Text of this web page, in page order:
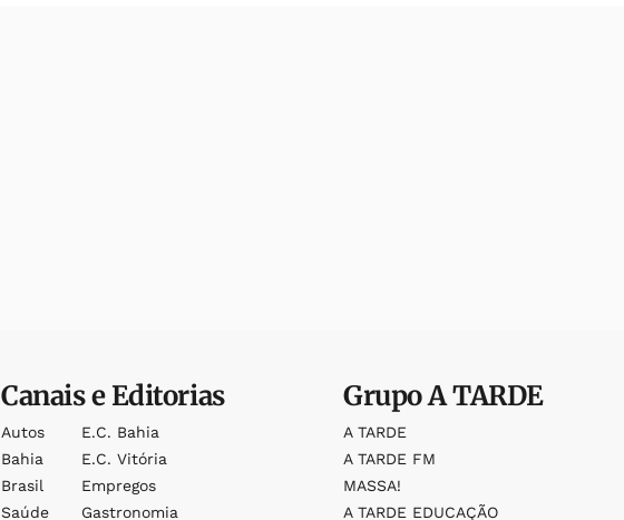
Canais e Editorias
Autos
Bahia
Brasil
Saúde
E.c. Bahia
E.c. Vitória
Empregos
Gastronomia
GrupoA TARDE
A TARDE
A TARDE FM
MASSA!
A TARDE EDUCAÇÃO